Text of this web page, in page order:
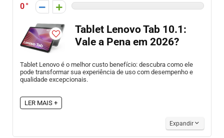
0
Tablet Lenovo Tab 10.1:
Vale a Pena em 2026?
Tablet Lenovo é o melhor custo benefício: descubra como ele
pode transformar sua experiência de uso com desempenho e
qualidade excepcionais.
LER MAIS +
Expandir